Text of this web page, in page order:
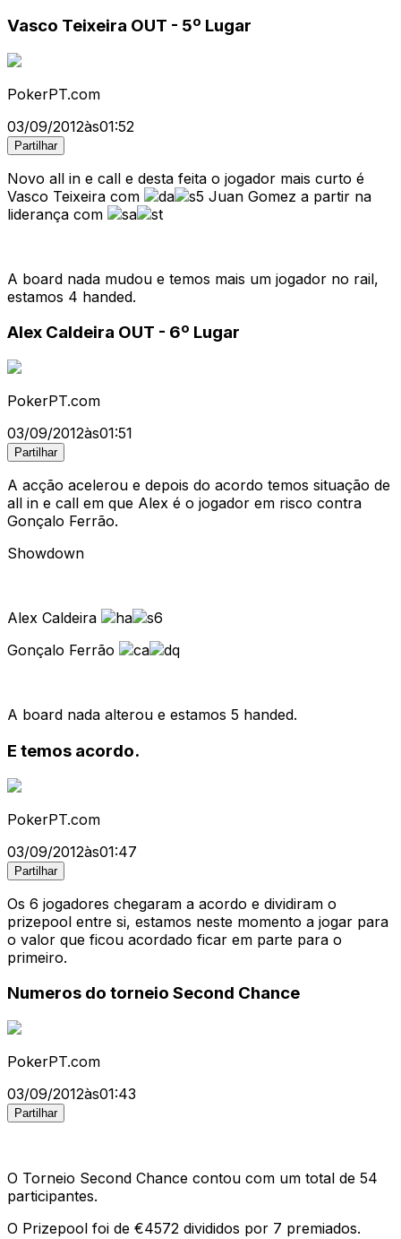
Vasco Teixeira OUT - 5º Lugar
PokerPT.com
03/09/2012às01:52
Partilhar
Novo all in e call e desta feita o jogador mais curto é
Vasco Teixeira com
Juan Gomez a partir na
liderança com
A board nada mudou e temos mais um jogador no rail,
estamos 4 handed.
Alex Caldeira OUT - 6º Lugar
PokerPT.com
03/09/2012às01:51
Partilhar
A acção acelerou e depois do acordo temos situação de
all in e call em que Alex é o jogador em risco contra
Gonçalo Ferrão.
Showdown
Alex Caldeira
Gonçalo Ferrão
A board nada alterou e estamos 5 handed.
E temos acordo.
PokerPT.com
03/09/2012às01:47
Partilhar
Os 6 jogadores chegaram a acordo e dividiram o
prizepool entre si, estamos neste momento a jogar para
o valor que ficou acordado ficar em parte para o
primeiro.
Numeros do torneio Second Chance
PokerPT.com
03/09/2012às01:43
Partilhar
O Torneio Second Chance contou com um total de 54
participantes.
O Prizepool foi de €4572 divididos por 7 premiados.